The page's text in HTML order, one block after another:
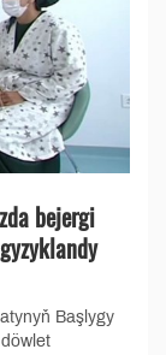
bejergi
Başlygy